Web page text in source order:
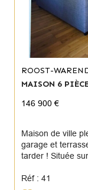
ROOST-
MAISON 6
146 900 €
Maison de ville
garage et
tarder ! Située
Réf : 41